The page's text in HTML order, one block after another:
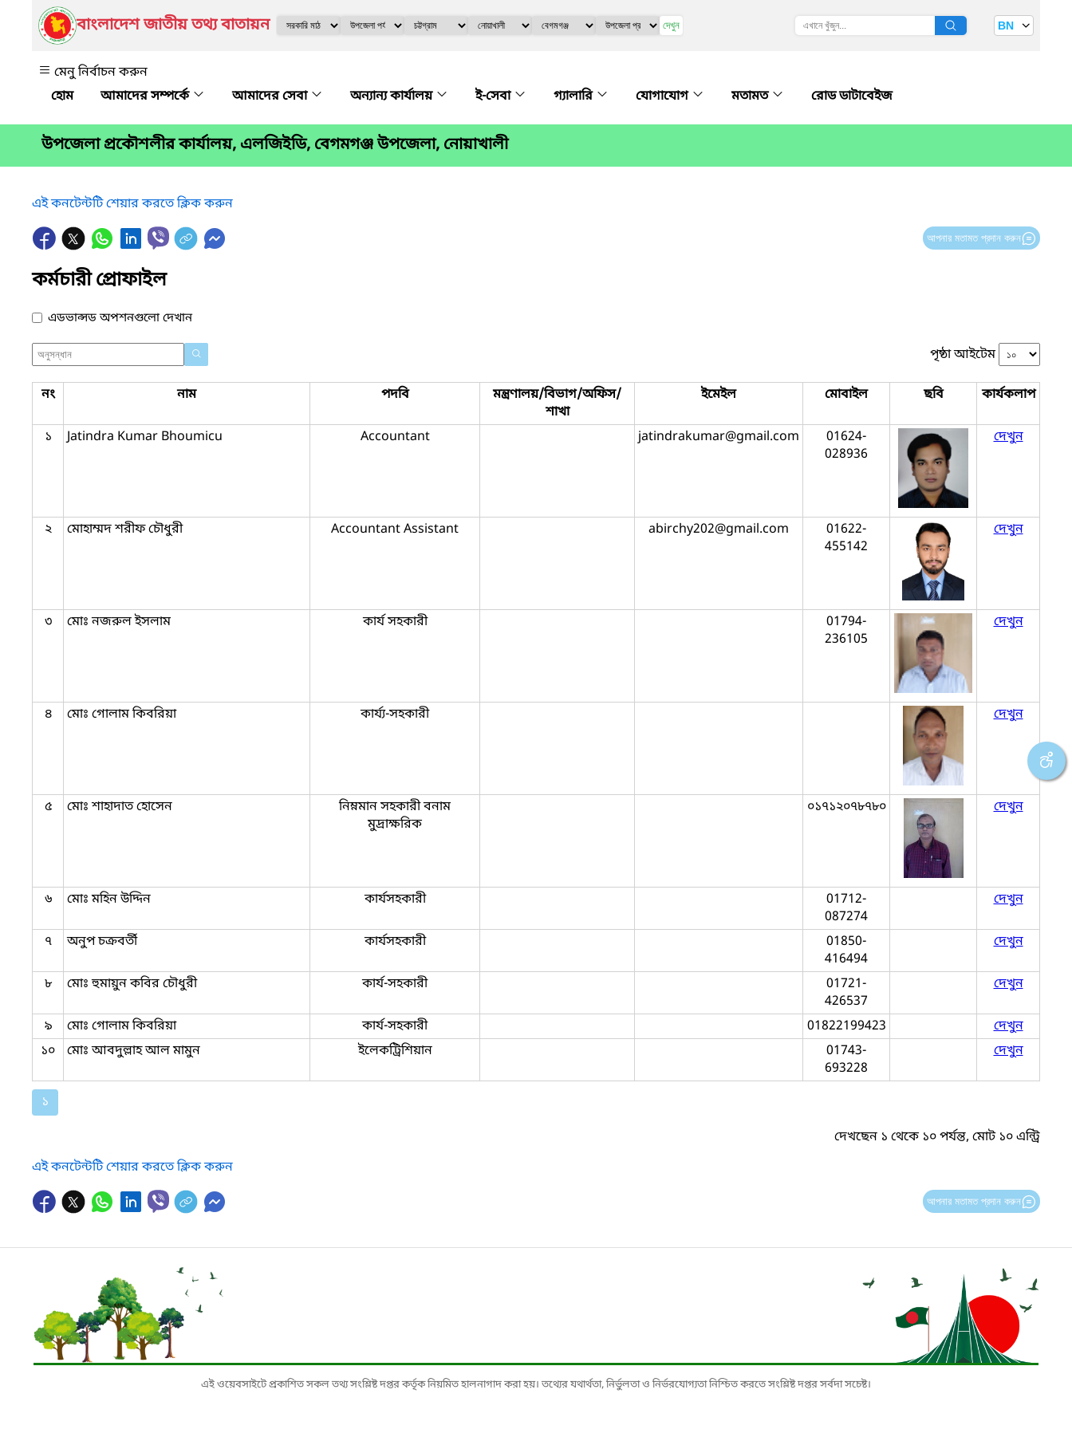
বাংলাদেশ জাতীয় তথ্য বাতায়ন দেখুন BN
মেনু নির্বাচন করুন
আমাদের সম্পর্কে
আমাদের সেবা অন্যান্য কার্যালয় ই-সেবা গ্যালারি যোগাযোগ মতামত রোড ডাটাবেইজ
উপজেলা প্রকৌশলীর কার্যালয়, এলজিইডি, বেগমগঞ্জ উপজেলা, নোয়াখালী
এই কনটেন্টটি শেয়ার করতে ক্লিক করুন
আপনার মতামত প্রদান করুন
কর্মচারী প্রোফাইল
এডভান্সড অপশনগুলো দেখান
পৃষ্ঠা আইটেম
নং নাম পদবি
মন্ত্রণালয়/বিভাগ/অফিস/
শাখা
ইমেইল মোবাইল ছবি কার্যকলাপ
১ Jatindra Kumar Bhoumicu Accountant jatindrakumar@gmail.com
01624-
028936
দেখুন
২ মোহাম্মদ শরীফ চৌধুরী Accountant Assistant abirchy202@gmail.com
01622-
455142
দেখুন
৩ মোঃ নজরুল ইসলাম কার্য সহকারী
01794-
236105
দেখুন
৪ মোঃ গোলাম কিবরিয়া কার্য্য-সহকারী দেখুন
৫ মোঃ শাহাদাত হোসেন
নিম্নমান সহকারী বনাম
মুদ্রাক্ষরিক
০১৭১২০৭৮৭৮০ দেখুন
৬ মো‍ঃ মহিন উদ্দিন কার্যসহকারী
01712-
087274
দেখুন
৭ অনুপ চক্রবর্তী কার্যসহকারী
01850-
416494
দেখুন
৮ মোঃ হুমায়ুন কবির চৌধুরী কার্য-সহকারী
01721-
426537
দেখুন
৯ মোঃ গোলাম কিবরিয়া কার্য-সহকারী 01822199423
দেখুন
১০
মোঃ আবদুল্লাহ আল মামুন ইলেকট্রিশিয়ান
01743-
693228
দেখুন
১
দেখছেন ১ থেকে ১০ পর্যন্ত, মোট ১০ এন্ট্রি
এই কনটেন্টটি শেয়ার করতে ক্লিক করুন
আপনার মতামত প্রদান করুন
এই ওয়েবসাইটে প্রকাশিত সকল তথ্য সংশ্লিষ্ট দপ্তর কর্তৃক নিয়মিত হালনাগাদ করা হয়। তথ্যের যথার্থতা, নির্ভুলতা ও নির্ভরযোগ্যতা নিশ্চিত করতে সংশ্লিষ্ট দপ্তর সর্বদা সচেষ্ট।